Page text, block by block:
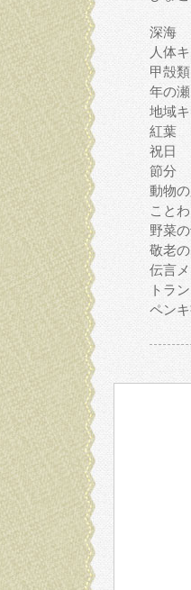
深海
人体
甲殻類
年の瀬
地域
紅葉
祝日
節分
動物
こと
野菜
敬老
伝言
トラ
ペン